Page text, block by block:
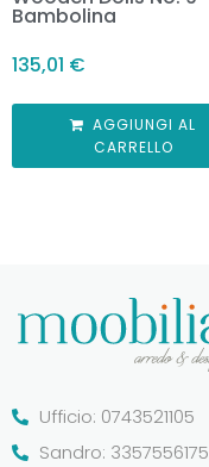
Bambolina
135,01 €
AGGIUNGI AL
CARRELLO
Ufficio: 0743521105
Sandro: 3357556175